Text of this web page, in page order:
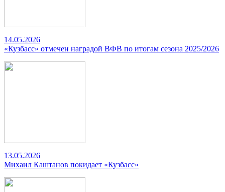
14.05.2026
«Кузбасс» отмечен наградой ВФВ по итогам сезона 2025/2026
13.05.2026
Михаил Каштанов покидает «Кузбасс»